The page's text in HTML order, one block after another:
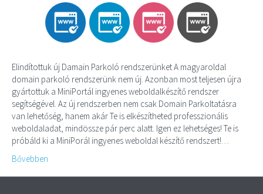
Elindítottuk új Damain Parkoló rendszerünket A magyaroldal
domain parkoló rendszerünk nem új. Azonban most teljesen újra
gyártottuk a MiniPortál ingyenes weboldalkészítő rendszer
segítségével. Az új rendszerben nem csak Domain Parkoltatásra
van lehetőség, hanem akár Te is elkészítheted professzionális
weboldaladat, mindössze pár perc alatt. Igen ez lehetséges! Te is
próbáld ki a MiniPorál ingyenes weboldal készítő rendszert!…
Bővebben